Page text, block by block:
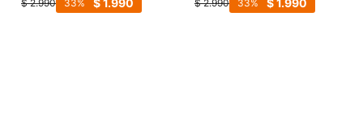
elastizado - Negro
$ 2.990 $1.990
33 $ 2.990 $1.990
33